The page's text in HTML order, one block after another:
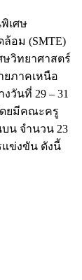
เศษ
อม (SMTE)
ษวิทยาศาสตร์
ยภาคเหนือ
วันที่ 29 – 31
ดยมีคณะครู
น จำนวน 23
แข่งขัน ดังนี้